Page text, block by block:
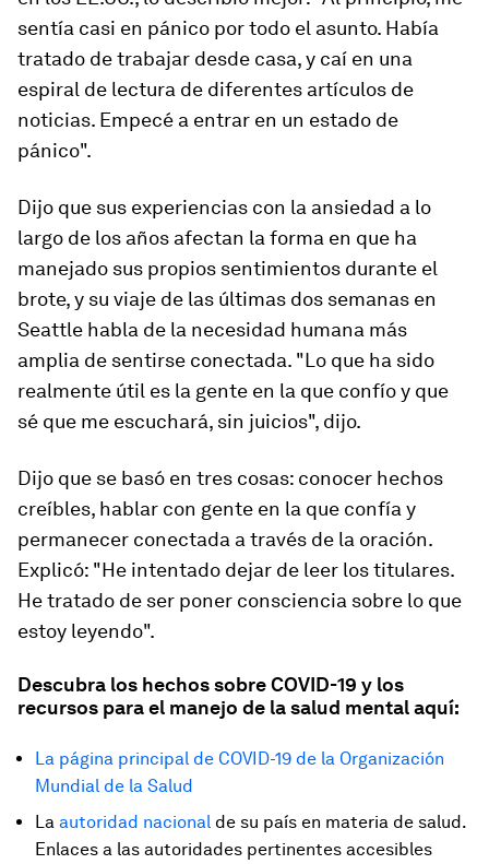
sentía casi en pánico por todo el asunto. Había
tratado de trabajar desde casa, y caí en una
espiral de lectura de diferentes artículos de
noticias. Empecé a entrar en un estado de
pánico".
Dijo que sus experiencias con la ansiedad a lo
largo de los años afectan la forma en que ha
manejado sus propios sentimientos durante el
brote, y su viaje de las últimas dos semanas en
Seattle habla de la necesidad humana más
amplia de sentirse conectada. "Lo que ha sido
realmente útil es la gente en la que confío y que
sé que me escuchará, sin juicios", dijo.
Dijo que se basó en tres cosas: conocer hechos
creíbles, hablar con gente en la que confía y
permanecer conectada a través de la oración.
Explicó: "He intentado dejar de leer los titulares.
He tratado de ser poner consciencia sobre lo que
estoy leyendo".
Descubra los hechos sobre COVID-19 y los
recursos para el manejo de la salud mental aquí:
La página principal de COVID-19 de la Organización
Mundial de la Salud
La autoridad nacional de su país en materia de salud.
Enlaces a las autoridades pertinentes accesibles